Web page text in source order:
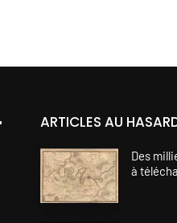
ARTICLES AU
Des
à